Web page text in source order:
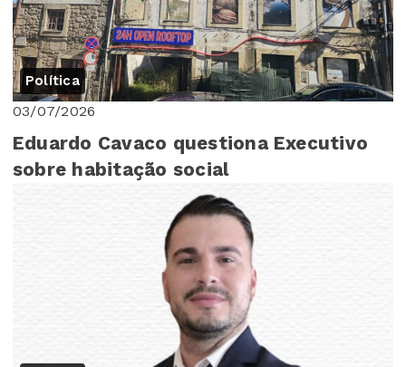
Política
03/07/2026
Eduardo Cavaco questiona Executivo
sobre habitação social